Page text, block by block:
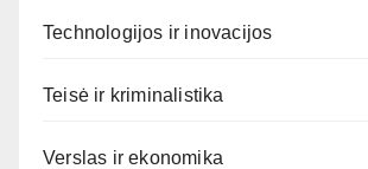
Technologijos ir inovacijos
Teisė ir kriminalistika
Verslas ir ekonomika